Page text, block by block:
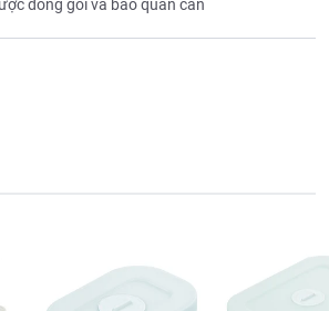
đóng gói và bảo quản cẩn